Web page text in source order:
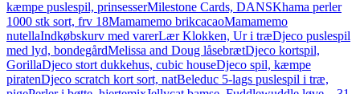
kæmpe puslespil, prinsesserMilestone Cards, DANSKhama perler
1000 stk sort, frv 18Mamamemo brikcacaoMamamemo
nutellaIndkøbskurv med varerLær Klokken, Ur i træDjeco puslespil
med lyd, bondegårdMelissa and Doug låsebrætDjeco kortspil,
GorillaDjeco stort dukkehus, cubic houseDjeco spil, kæmpe
piratenDjeco scratch kort sort, natBeleduc 5-lags puslespil i træ,